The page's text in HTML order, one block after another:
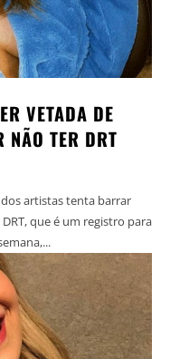
VETADA DE
NÃO TER DRT
artistas tenta barrar
que é um registro para
e séries. Nessa semana,...